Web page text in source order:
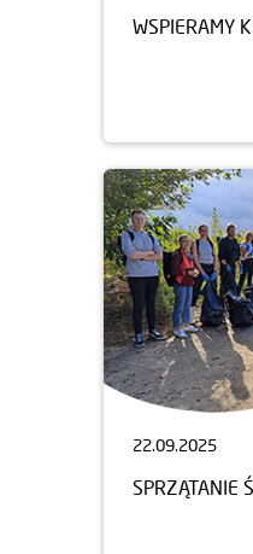
WSPIERAMY
22.09.2025
SPRZĄTANIE